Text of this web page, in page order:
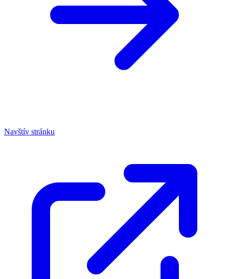
Navštív stránku